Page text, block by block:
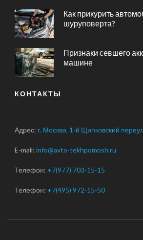
Как прикурить
шуруповерта?
Признаки севшего
машине
КОНТАКТЫ
Адрес: г. Москва, 1-й Щипковский
E-mail: info@avto-tekhpomosh.ru
Телефон: +7(977) 703-15-15
Телефон: +7(495) 972-15-50